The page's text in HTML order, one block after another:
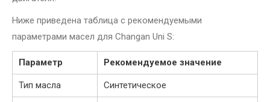
Ниже приведена таблица с рекомендуемыми
параметрами масел для Changan Uni S:
Параметр Рекомендуемое значение
Тип масла Синтетическое